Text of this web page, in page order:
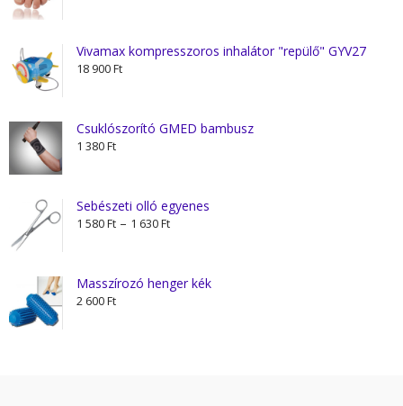
Vivamax kompresszoros inhalátor "repülő" GYV27
18 900Ft
Csuklószorító GMED bambusz
1 380Ft
Sebészeti olló egyenes
1 580Ft – 1 630FtÁrtartomány:
-
Masszírozó henger kék
2 600Ft